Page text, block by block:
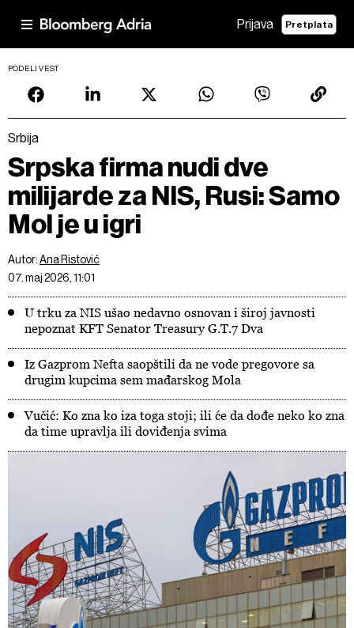
Prijava Pretplata
PODELI VEST
Srbija
Srpska firma nudi dve
milijarde za NIS, Rusi: Samo
Mol je u igri
Autor:Ana Ristović
07. maj 2026, 11:01
U trku za NIS ušao nedavno osnovan i široj javnosti
nepoznat KFT Senator Treasury G.T.7 Dva
Iz Gazprom Nefta saopštili da ne vode pregovore sa
drugim kupcima sem mađarskog Mola
Vučić: Ko zna ko iza toga stoji; ili će da dođe neko ko zna
da time upravlja ili doviđenja svima